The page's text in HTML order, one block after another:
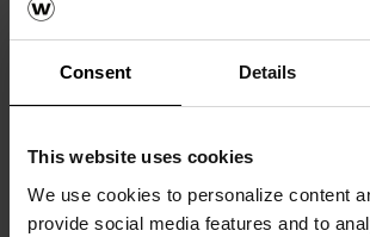
Consent Details
This website uses cookies
We use cookies to personalize content
provide social media features and to